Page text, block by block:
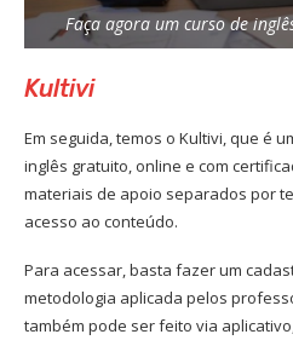
Faça agora um curso de
Kultivi
Em seguida, temos o Kultivi, que é
inglês gratuito, online e com
materiais de apoio separados por
acesso ao conteúdo.
Para acessar, basta fazer um
metodologia aplicada pelos
também pode ser feito via